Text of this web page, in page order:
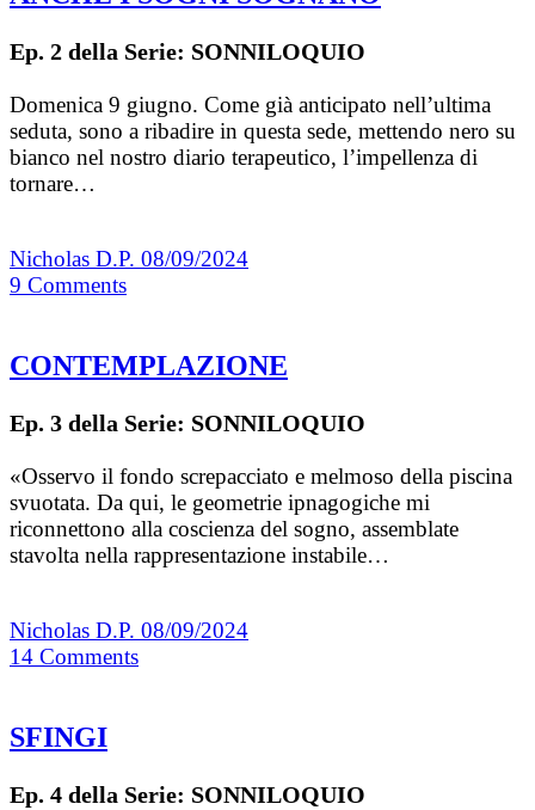
Ep. 2 della Serie: SONNILOQUIO
Domenica 9 giugno. Come già anticipato nell’ultima
seduta, sono a ribadire in questa sede, mettendo nero su
bianco nel nostro diario terapeutico, l’impellenza di
tornare…
Nicholas D.P. 08/09/2024
9 Comments
CONTEMPLAZIONE
Ep. 3 della Serie: SONNILOQUIO
«Osservo il fondo screpacciato e melmoso della piscina
svuotata. Da qui, le geometrie ipnagogiche mi
riconnettono alla coscienza del sogno, assemblate
stavolta nella rappresentazione instabile…
Nicholas D.P. 08/09/2024
14 Comments
SFINGI
Ep. 4 della Serie: SONNILOQUIO